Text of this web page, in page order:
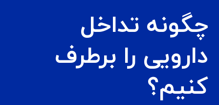
چگونه تداخل
دارویی را برطرف
کنیم؟